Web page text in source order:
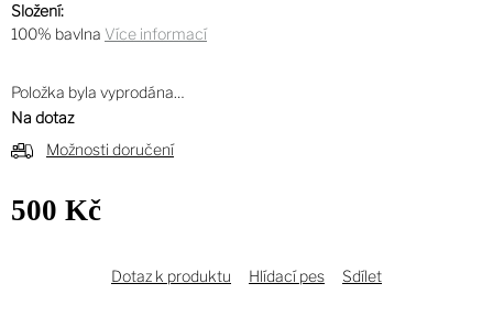
Složení:
100% bavlna Více informací
Položka byla vyprodána…
Na dotaz
Možnosti doručení
500 Kč
Dotaz k produktu
Hlídací pes Sdílet